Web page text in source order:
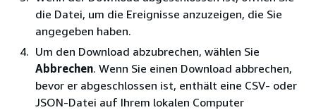
die Datei, um die Ereignisse anzuzeigen, die Sie
angegeben haben.
Um den Download abzubrechen, wählen Sie
Abbrechen. Wenn Sie einen Download abbrechen,
bevor er abgeschlossen ist, enthält eine CSV- oder
JSON-Datei auf Ihrem lokalen Computer